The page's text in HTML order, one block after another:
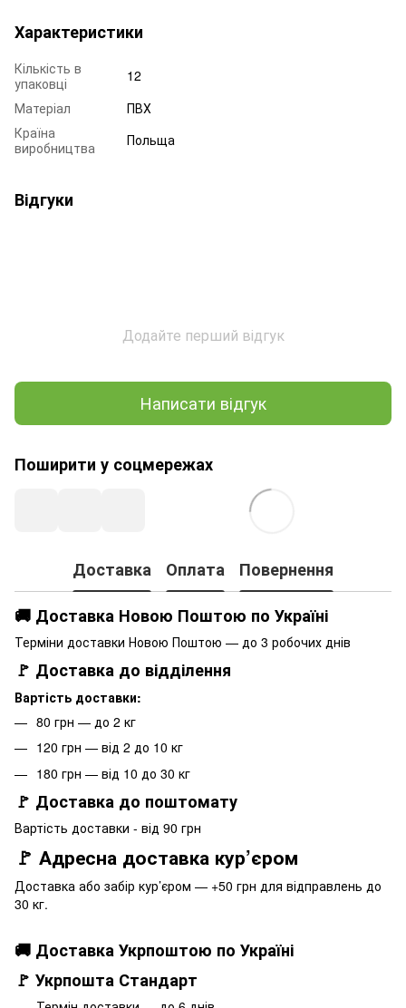
Характеристики
Кількість в
упаковці
12
Матеріал
ПВХ
Країна
виробництва
Польща
Відгуки
Додайте перший відгук
Написати відгук
Поширити у соцмережах
Доставка Оплата
Повернення
🚚 Доставка Новою Поштою по Україні
Терміни доставки Новою Поштою — до 3 робочих днів
🚩 Доставка до відділення
Вартість доставки:
80 грн — до 2 кг
120 грн — від 2 до 10 кг
180 грн — від 10 до 30 кг
🚩 Доставка до поштомату
Вартість доставки - від 90 грн
🚩 Адресна доставка кур’єром
Доставка або забір кур’єром — +50 грн для відправлень до
30 кг.
🚚 Доставка Укрпоштою по Україні
🚩 Укрпошта Стандарт